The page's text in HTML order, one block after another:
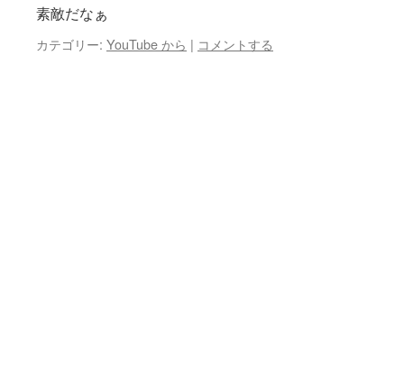
へ
素敵だなぁ
カテゴリー: YouTube から | コメントする